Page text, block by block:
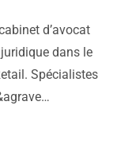
d’avocat
dans le
Spécialistes